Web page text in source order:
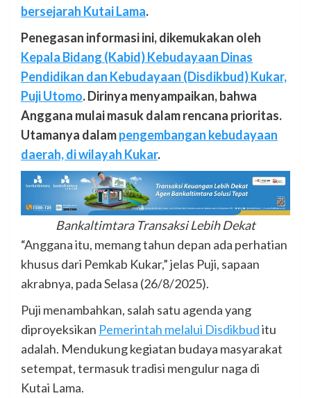
bersejarah Kutai Lama.
Penegasan informasi ini, dikemukakan oleh
Kepala Bidang (Kabid) Kebudayaan Dinas
Pendidikan dan Kebudayaan (Disdikbud) Kukar,
Puji Utomo. Dirinya menyampaikan, bahwa
Anggana mulai masuk dalam rencana prioritas.
Utamanya dalampengembangan kebudayaan
daerah, di wilayah Kukar.
Bankaltimtara Transaksi Lebih Dekat
“Anggana itu, memang tahun depan ada perhatian
khusus dari Pemkab Kukar,” jelas Puji, sapaan
akrabnya, pada Selasa (26/8/2025).
Puji menambahkan, salah satu agenda yang
diproyeksikan Pemerintah melalui Disdikbuditu
adalah. Mendukung kegiatan budaya masyarakat
setempat, termasuk tradisi mengulur naga di
Kutai Lama.